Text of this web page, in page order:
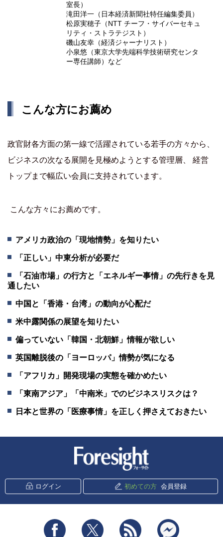
室長）
滝田洋一（日本経済新聞社特任編集委員）
松原実穂子（NTT チーフ・サイバーセキュ
リティ・ストラテジスト）
磯山友幸（経済ジャーナリスト）
小泉悠（東京大学先端科学技術研究センタ
ー専任講師）など
こんな方にお薦め
政官財各方面の第一線で活躍されている若手の方々から、
ビジネスの次なる展開を見極めようとする管理層、 経営
トップまで幅広い会員に支持されています。
こんな方々にお薦めです。
アメリカ政治の「現地情勢」を知りたい
「正しい」中東分析が必要だ
「石油市場」の行方と「エネルギー事情」の先行きを見
通したい
中国と「香港・台湾」の動向が心配だ
米中露関係の展望を知りたい
偏っていない「韓国・北朝鮮」情報が欲しい
英国離脱後の「ヨーロッパ」情勢が気になる
「アフリカ」開発現場の実態を確かめたい
「東南アジア」「中南米」でのビジネスリスクは？
日本と世界の「医療事情」を正しく押さえておきたい
ログイン 初めての方 会員登録
Facebook Twitter RSS